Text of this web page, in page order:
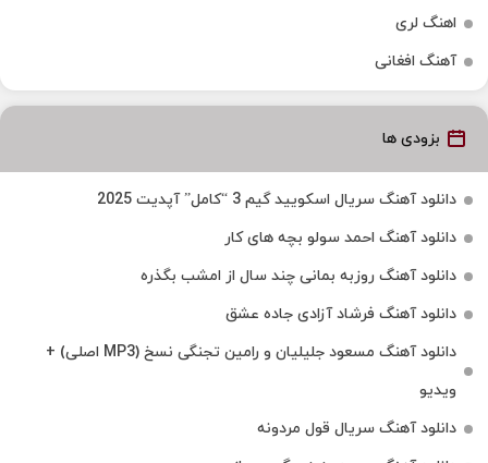
اهنگ لری
آهنگ افغانی
بزودی ها
دانلود آهنگ سریال اسکویید گیم 3 “کامل” آپدیت 2025
دانلود آهنگ احمد سولو بچه های کار
دانلود آهنگ روزبه بمانی چند سال از امشب بگذره
دانلود آهنگ فرشاد آزادی جاده عشق
دانلود آهنگ مسعود جلیلیان و رامین تجنگی نسخ (MP3 اصلی) +
ویدیو
دانلود آهنگ سریال قول مردونه